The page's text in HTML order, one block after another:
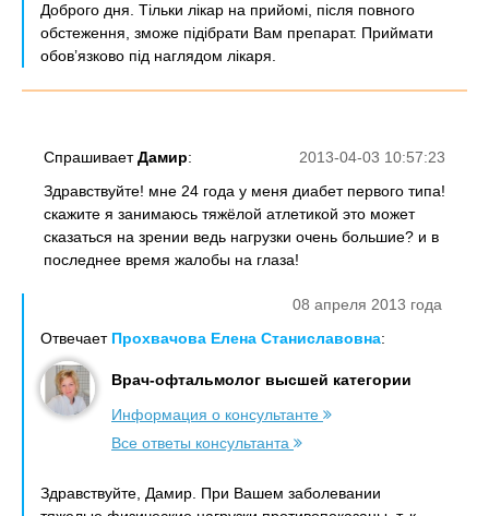
Доброго дня. Тільки лікар на прийомі, після повного
обстеження, зможе підібрати Вам препарат. Приймати
обов’язково під наглядом лікаря.
2013-04-03 10:57:23
СпрашиваетДамир:
Здравствуйте! мне 24 года у меня диабет первого типа!
скажите я занимаюсь тяжёлой атлетикой это может
сказаться на зрении ведь нагрузки очень большие? и в
последнее время жалобы на глаза!
08 апреля 2013 года
Отвечает Прохвачова Елена Станиславовна:
Врач-офтальмолог высшей категории
Информация о консультанте
Все ответы консультанта
Здравствуйте, Дамир. При Вашем заболевании